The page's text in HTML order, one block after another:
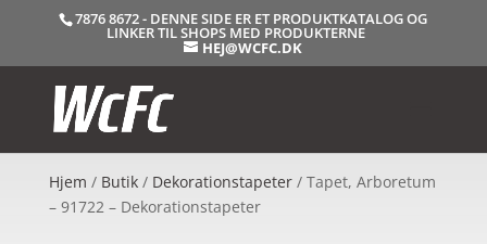
7876 8672 - DENNE SIDE ER ET PRODUKTKATALOG OG
LINKER TIL SHOPS MED PRODUKTERNE
HEJ@WCFC.DK
Hjem / Butik/ Dekorationstapeter/ Tapet, Arboretum
– 91722 – Dekorationstapeter